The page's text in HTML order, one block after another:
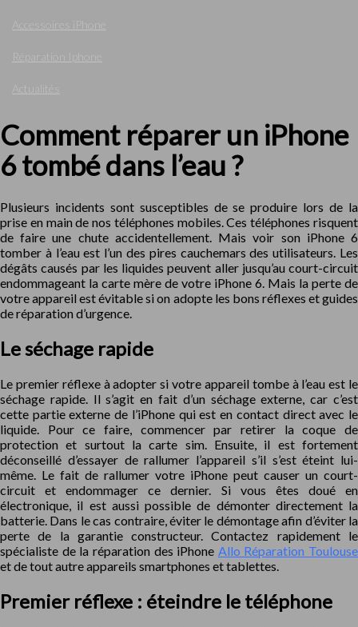
Accessoires iPhone
Réparation Iphone
Actualités
Comment réparer un iPhone
6 tombé dans l’eau ?
Plusieurs incidents sont susceptibles de se produire lors de la
prise en main de nos téléphones mobiles. Ces téléphones risquent
de faire une chute accidentellement. Mais voir son iPhone 6
tomber à l’eau est l’un des pires cauchemars des utilisateurs. Les
dégâts causés par les liquides peuvent aller jusqu’au court-circuit
endommageant la carte mère de votre iPhone 6. Mais la perte de
votre appareil est évitable si on adopte les bons réflexes et guides
de réparation d’urgence.
Le séchage rapide
Le premier réflexe à adopter si votre appareil tombe à l’eau est le
séchage rapide. Il s’agit en fait d’un séchage externe, car c’est
cette partie externe de l’iPhone qui est en contact direct avec le
liquide. Pour ce faire, commencer par retirer la coque de
protection et surtout la carte sim. Ensuite, il est fortement
déconseillé d’essayer de rallumer l’appareil s’il s’est éteint lui-
même. Le fait de rallumer votre iPhone peut causer un court-
circuit et endommager ce dernier. Si vous êtes doué en
électronique, il est aussi possible de démonter directement la
batterie. Dans le cas contraire, éviter le démontage afin d’éviter la
perte de la garantie constructeur. Contactez rapidement le
spécialiste de la réparation des iPhone Allo Réparation Toulouse
et de tout autre appareils smartphones et tablettes.
Premier réflexe : éteindre le téléphone